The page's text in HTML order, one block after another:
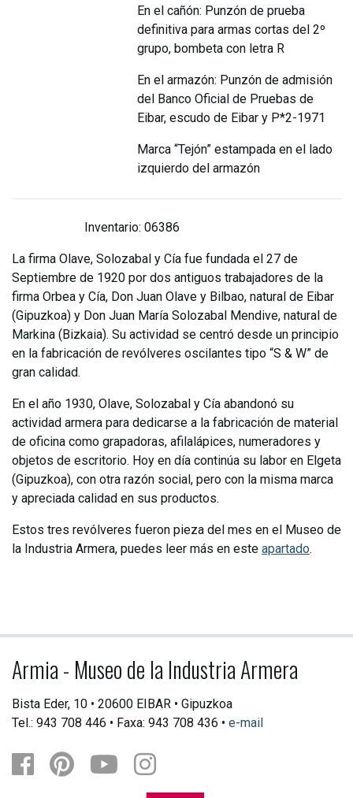
En el cañón: Punzón de prueba
definitiva para armas cortas del 2º
grupo, bombeta con letra R
En el armazón: Punzón de admisión
del Banco Oficial de Pruebas de
Eibar, escudo de Eibar y P*2-1971
Marca “Tejón” estampada en el lado
izquierdo del armazón
Inventario: 06386
La firma Olave, Solozabal y Cía fue fundada el 27 de
Septiembre de 1920 por dos antiguos trabajadores de la
firma Orbea y Cía, Don Juan Olave y Bilbao, natural de Eibar
(Gipuzkoa) y Don Juan María Solozabal Mendive, natural de
Markina (Bizkaia). Su actividad se centró desde un principio
en la fabricación de revólveres oscilantes tipo “S & W” de
gran calidad.
En el año 1930, Olave, Solozabal y Cía abandonó su
actividad armera para dedicarse a la fabricación de material
de oficina como grapadoras, afilalápices, numeradores y
objetos de escritorio. Hoy en día continúa su labor en Elgeta
(Gipuzkoa), con otra razón social, pero con la misma marca
y apreciada calidad en sus productos.
Estos tres revólveres fueron pieza del mes en el Museo de
la Industria Armera, puedes leer más en este apartado.
Armia - Museo de la Industria Armera
Bista Eder, 10 • 20600 EIBAR • Gipuzkoa
Tel.: 943 708 446 • Faxa: 943 708 436 • e-mail